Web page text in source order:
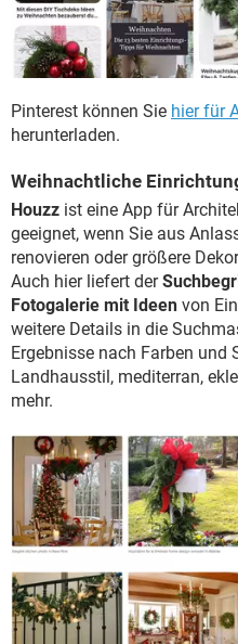
Pinterest können Sie hier für
herunterladen.
Weihnachtliche
Houzz ist eine App für
geeignet, wenn Sie aus
renovieren oder größere
Auch hier liefert der
Fotogalerie mit Ideen von
weitere Details in die
Ergebnisse nach Farben und
Landhausstil, mediterran,
mehr.